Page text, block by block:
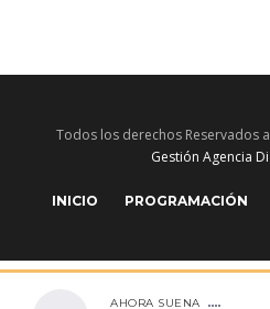
Todos los derechos Reservados
Gestión Agencia
INICIO PROGRAMACIÓN
AHORA SUENA